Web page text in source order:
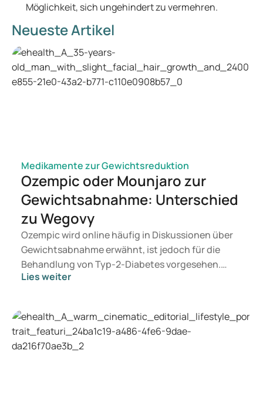
Möglichkeit, sich ungehindert zu vermehren.
Neueste Artikel
Medikamente zur Gewichtsreduktion
Ozempic oder Mounjaro zur
Gewichtsabnahme: Unterschied
zu Wegovy
Ozempic wird online häufig in Diskussionen über
Gewichtsabnahme erwähnt, ist jedoch für die
Behandlung von Typ-2-Diabetes vorgesehen.
Wenn Sie eine Therapie zur Gewichtskontrolle
Sie geeignet ist, entscheidet ein Arzt auf
Grundlage Ihrer Gesundheit, Ihres BMI und Ihres
Medikamentenkonsums.
Lies weiter